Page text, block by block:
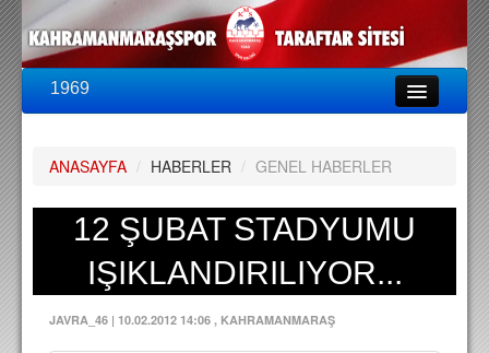
1969
PUAN DURUMU
FİKSTÜR
A TAKIM KADROSU
TEKNİK KADRO
ANASAYFA / HABERLER / GENEL HABERLER
12 ŞUBAT STADYUMU
IŞIKLANDIRILIYOR...
JAVRA_46 | 10.02.2012 14:06 , KAHRAMANMARAŞ